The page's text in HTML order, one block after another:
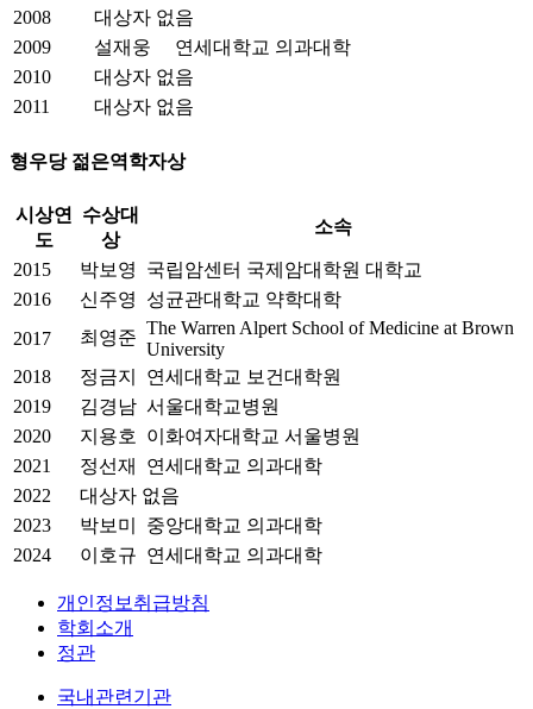
2008
대상자 없음
2009
설재웅
연세대학교 의과대학
2010
대상자 없음
2011
대상자 없음
형우당 젊은역학자상
시상연
도
수상대
상
소속
2015 박보영
국립암센터 국제암대학원 대학교
2016
신주영
성균관대학교 약학대학
2017
최영준 The Warren Alpert School of Medicine at Brown
University
2018
정금지
연세대학교 보건대학원
2019
김경남 서울대학교병원
2020
지용호
이화여자대학교 서울병원
2021
정선재
연세대학교 의과대학
2022
대상자 없음
2023
박보미
중앙대학교 의과대학
2024
이호규 연세대학교 의과대학
개인정보취급방침
학회소개
정관
국내관련기관